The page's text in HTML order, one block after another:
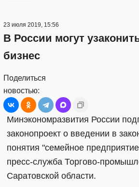
23 июля 2019, 15:56
В России могут
бизнес
Поделиться
новостью:
Минэкономразвития России
законопроект о введении в
понятия "семейное
пресс-служба Торгово-
Саратовской области.